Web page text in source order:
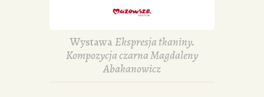
WystawaEkspresja tkaniny.
Kompozycja czarna Magdaleny
Abakanowicz